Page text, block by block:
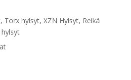
Torx hylsyt, XZN Hylsyt, Reikä